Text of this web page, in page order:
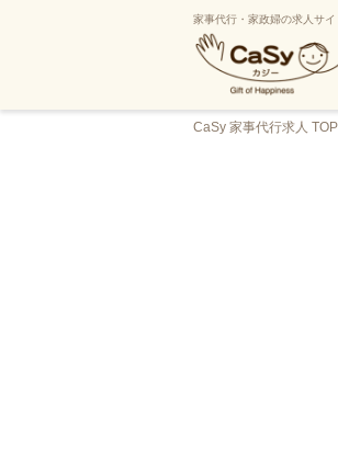
家事代行・家政婦の求人サイ
CaSy 家事代行求人 TOP